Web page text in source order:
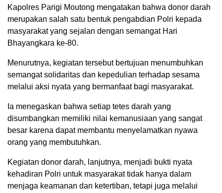
Kapolres Parigi Moutong mengatakan bahwa donor darah
merupakan salah satu bentuk pengabdian Polri kepada
masyarakat yang sejalan dengan semangat Hari
Bhayangkara ke-80.
Menurutnya, kegiatan tersebut bertujuan menumbuhkan
semangat solidaritas dan kepedulian terhadap sesama
melalui aksi nyata yang bermanfaat bagi masyarakat.
Ia menegaskan bahwa setiap tetes darah yang
disumbangkan memiliki nilai kemanusiaan yang sangat
besar karena dapat membantu menyelamatkan nyawa
orang yang membutuhkan.
Kegiatan donor darah, lanjutnya, menjadi bukti nyata
kehadiran Polri untuk masyarakat tidak hanya dalam
menjaga keamanan dan ketertiban, tetapi juga melalui